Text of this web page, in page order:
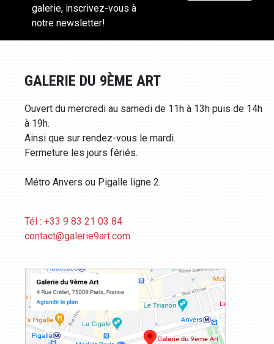
galerie, inscrivez-vous à
notre newsletter!
GALERIE DU 9ÈME ART
Ouvert du mercredi au samedi de 11h à 13h puis de 14h
à 19h.
Ainsi que sur rendez-vous le mardi.
Fermeture les jours fériés.
Métro Anvers ou Pigalle ligne 2.
Tél : +33 9 83 21 03 84
contact@galerie9art.com